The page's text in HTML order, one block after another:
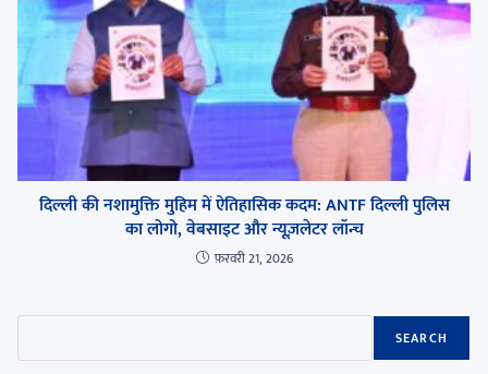
दिल्ली की नशामुक्ति मुहिम में ऐतिहासिक कदम: ANTF दिल्ली पुलिस
का लोगो, वेबसाइट और न्यूज़लेटर लॉन्च
फ़रवरी 21, 2026
SEARCH